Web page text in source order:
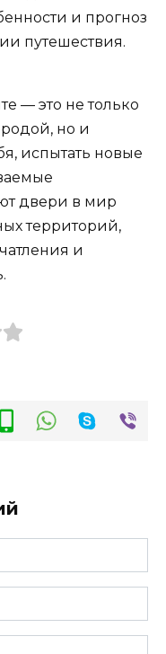
и прогноз
путешествия.
— это не только
но и
испытать новые
двери в мир
территорий,
и